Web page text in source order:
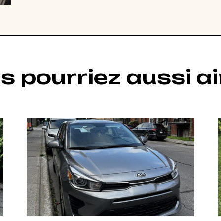
pourriez aussi